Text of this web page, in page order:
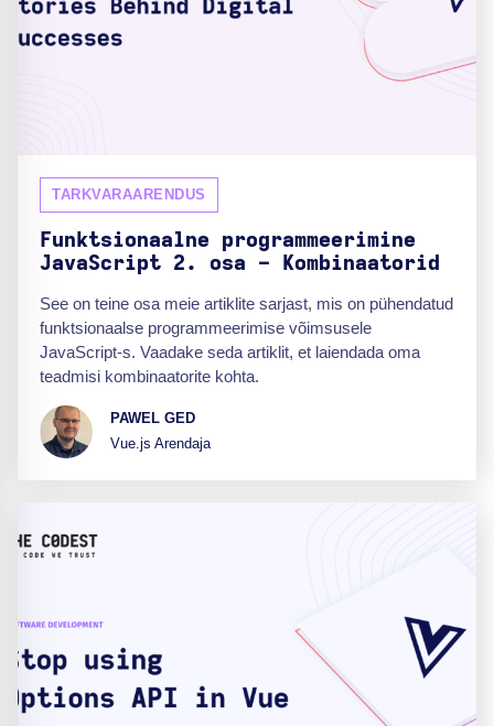
TARKVARAARENDUS
Funktsionaalne programmeerimine
JavaScript 2. osa - Kombinaatorid
See on teine osa meie artiklite sarjast, mis on pühendatud
funktsionaalse programmeerimise võimsusele
JavaScript-s. Vaadake seda artiklit, et laiendada oma
teadmisi kombinaatorite kohta.
PAWEL GED
Vue.js Arendaja